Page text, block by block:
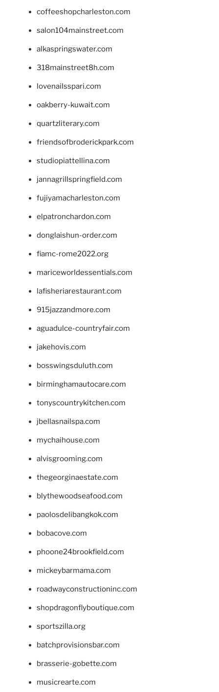
coffeeshopcharleston.com
salon104mainstreet.com
alkaspringswater.com
318mainstreet8h.com
lovenailsspari.com
oakberry-kuwait.com
quartzliterary.com
friendsofbroderickpark.com
studiopiattellina.com
jannagrillspringfield.com
fujiyamacharleston.com
elpatronchardon.com
donglaishun-order.com
fiamc-rome2022.org
mariceworldessentials.com
lafisheriarestaurant.com
915jazzandmore.com
aguadulce-countryfair.com
jakehovis.com
bosswingsduluth.com
birminghamautocare.com
tonyscountrykitchen.com
jbellasnailspa.com
mychaihouse.com
alvisgrooming.com
thegeorginaestate.com
blythewoodseafood.com
paolosdelibangkok.com
bobacove.com
phoone24brookfield.com
mickeybarmama.com
roadwayconstructioninc.com
shopdragonflyboutique.com
sportszilla.org
batchprovisionsbar.com
brasserie-gobette.com
musicrearte.com